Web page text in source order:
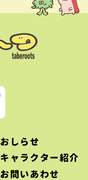
おしらせ
キャラクター紹介
お問いあわせ